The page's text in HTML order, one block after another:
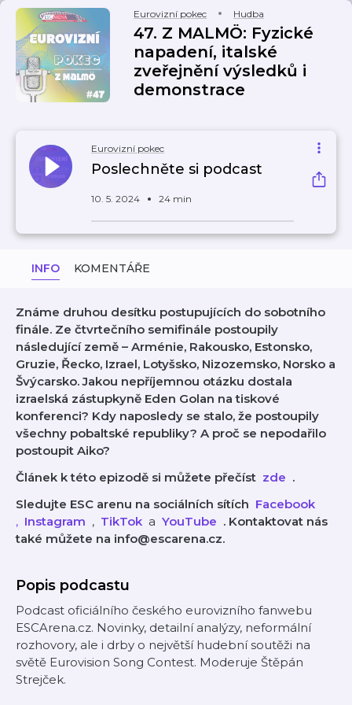
Eurovizní pokec Hudba
47. Z MALMÖ: Fyzické
napadení, italské
zveřejnění výsledků i
demonstrace
Eurovizní pokec
Poslechněte si podcast
10. 5. 2024 24 min
INFO KOMENTÁŘE
Známe druhou desítku postupujících do sobotního
finále. Ze čtvrtečního semifinále postoupily
následující země – Arménie, Rakousko, Estonsko,
Gruzie, Řecko, Izrael, Lotyšsko, Nizozemsko, Norsko a
Švýcarsko. Jakou nepříjemnou otázku dostala
izraelská zástupkyně Eden Golan na tiskové
konferenci? Kdy naposledy se stalo, že postoupily
všechny pobaltské republiky? A proč se nepodařilo
postoupit Aiko?
Článek k této epizodě si můžete přečíst zde .
Sledujte ESC arenu na sociálních sítích Facebook
⁠⁠⁠⁠⁠⁠⁠⁠⁠⁠⁠⁠⁠⁠⁠⁠⁠⁠⁠⁠⁠, ⁠⁠⁠ Instagram , TikTok a YouTube . Kontaktovat nás
také můžete na info@escarena.cz.
Popis podcastu
Podcast oficiálního českého eurovizního fanwebu
ESCArena.cz. Novinky, detailní analýzy, neformální
rozhovory, ale i drby o největší hudební soutěži na
světě Eurovision Song Contest. Moderuje Štěpán
Strejček.